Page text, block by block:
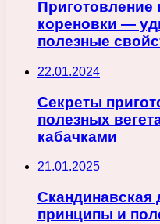
Приготовление
кореновки —
полезные
22.01.2024
Секреты
полезных
кабачками
21.01.2025
Скандинавская
принципы и